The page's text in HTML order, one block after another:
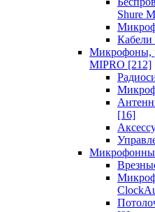
Shure
Кабели
Микрофоны,
MIPRO [212]
[16]